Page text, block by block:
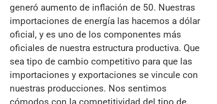
generó aumento de inflación de 50. Nuestras
importaciones de energía las hacemos a dólar
oficial, y es uno de los componentes más
oficiales de nuestra estructura productiva. Que
sea tipo de cambio competitivo para que las
importaciones y exportaciones se vincule con
nuestras producciones. Nos sentimos